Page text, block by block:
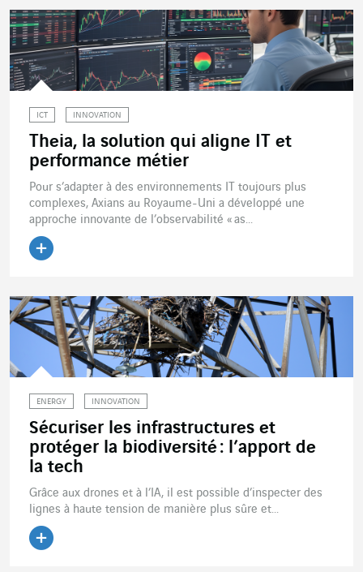
ICT INNOVATION
Theia, la solution qui aligne IT et
performance métier
Pour s’adapter à des environnements IT toujours plus
complexes, Axians au Royaume-Uni a développé une
approche innovante de l’observabilité « as...
ENERGY INNOVATION
Sécuriser les infrastructures et
protéger la biodiversité : l’apport de
la tech
Grâce aux drones et à l’IA, il est possible d’inspecter des
lignes à haute tension de manière plus sûre et...